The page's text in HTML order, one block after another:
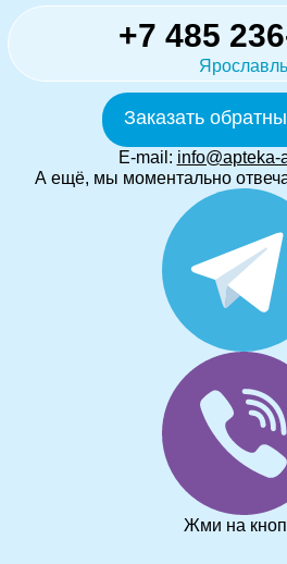
+7 485
Ярославль
Заказать
E-mail: info@apteka-
А ещё, мы моментально
Жми на